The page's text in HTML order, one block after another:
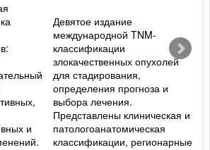
и
Девятое издание
международной TNM-
классификации
злокачественных опухолей
для стадирования,
определения прогноза и
выбора лечения.
Представлены клиническая и
патологоанатомическая
классификации, регионарные